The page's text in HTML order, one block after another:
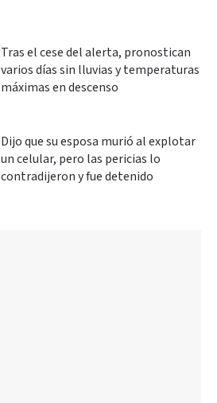
Tras el cese del alerta, pronostican
varios días sin lluvias y temperaturas
máximas en descenso
Dijo que su esposa murió al explotar
un celular, pero las pericias lo
contradijeron y fue detenido